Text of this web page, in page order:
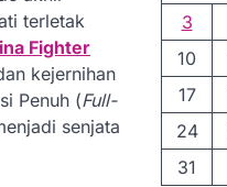
terletak
Fighter
kejernihan
Penuh (Full-
senjata
3
10
17
24
31